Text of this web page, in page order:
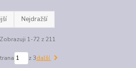
Nejdražší
Zobrazuji 1-72 z 211
z 3další